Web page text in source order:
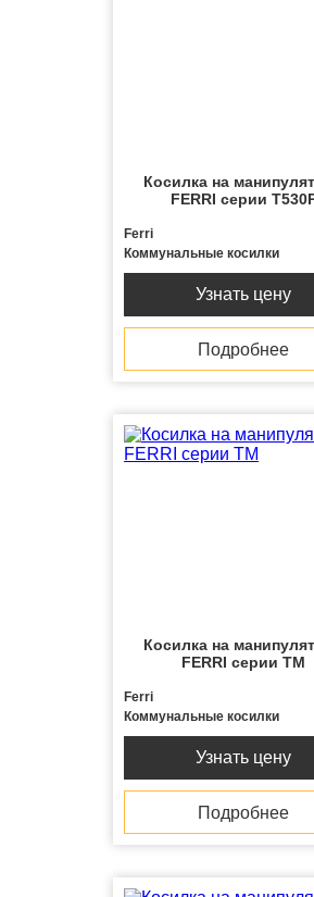
Косилка на
FERRI серии
Ferri
Коммунальные косилки
Узнать цену
Подробнее
Косилка на
FERRI серии TM
Ferri
Коммунальные косилки
Узнать цену
Подробнее